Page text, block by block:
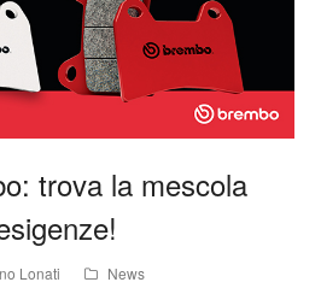
trova la mescola
Lonati
News